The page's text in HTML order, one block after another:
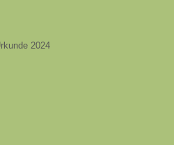
2024